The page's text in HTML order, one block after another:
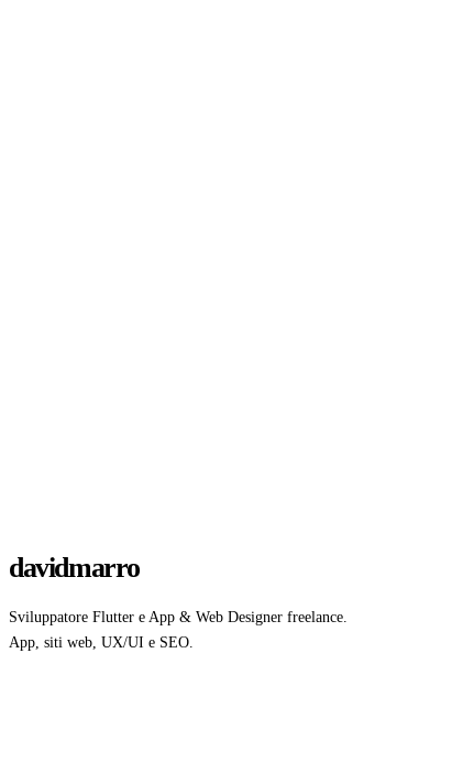
davidmarro
Sviluppatore Flutter e App & Web Designer freelance.
App, siti web, UX/UI e SEO.